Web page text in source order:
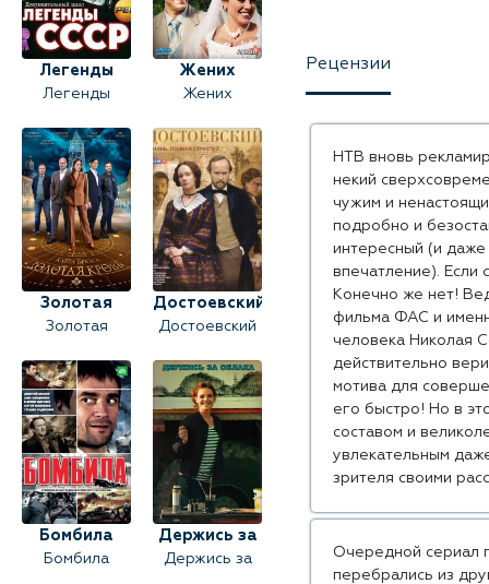
Рецензии
НТВ вновь
некий
чужим и
подробно и
интересный (и даже
впечатление). Если
Конечно же нет!
фильма ФАС и
человека Николая
действительно
мотива для
его быстро! Но в
составом и
увлекательным
зрителя своими
Очередной сериал
перебрались из
Легенды
СССР
Легенды
Жених
Жених
Золотая
кровь
Золотая
Брюса
Достоевский
Достоевский
Бомбила
Бомбила
Держись за
облака
Держись за